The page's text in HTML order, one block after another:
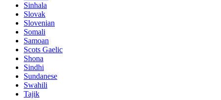
Sinhala
Slovak
Slovenian
Somali
Samoan
Scots Gaelic
Shona
Sindhi
Sundanese
Swahili
Tajik